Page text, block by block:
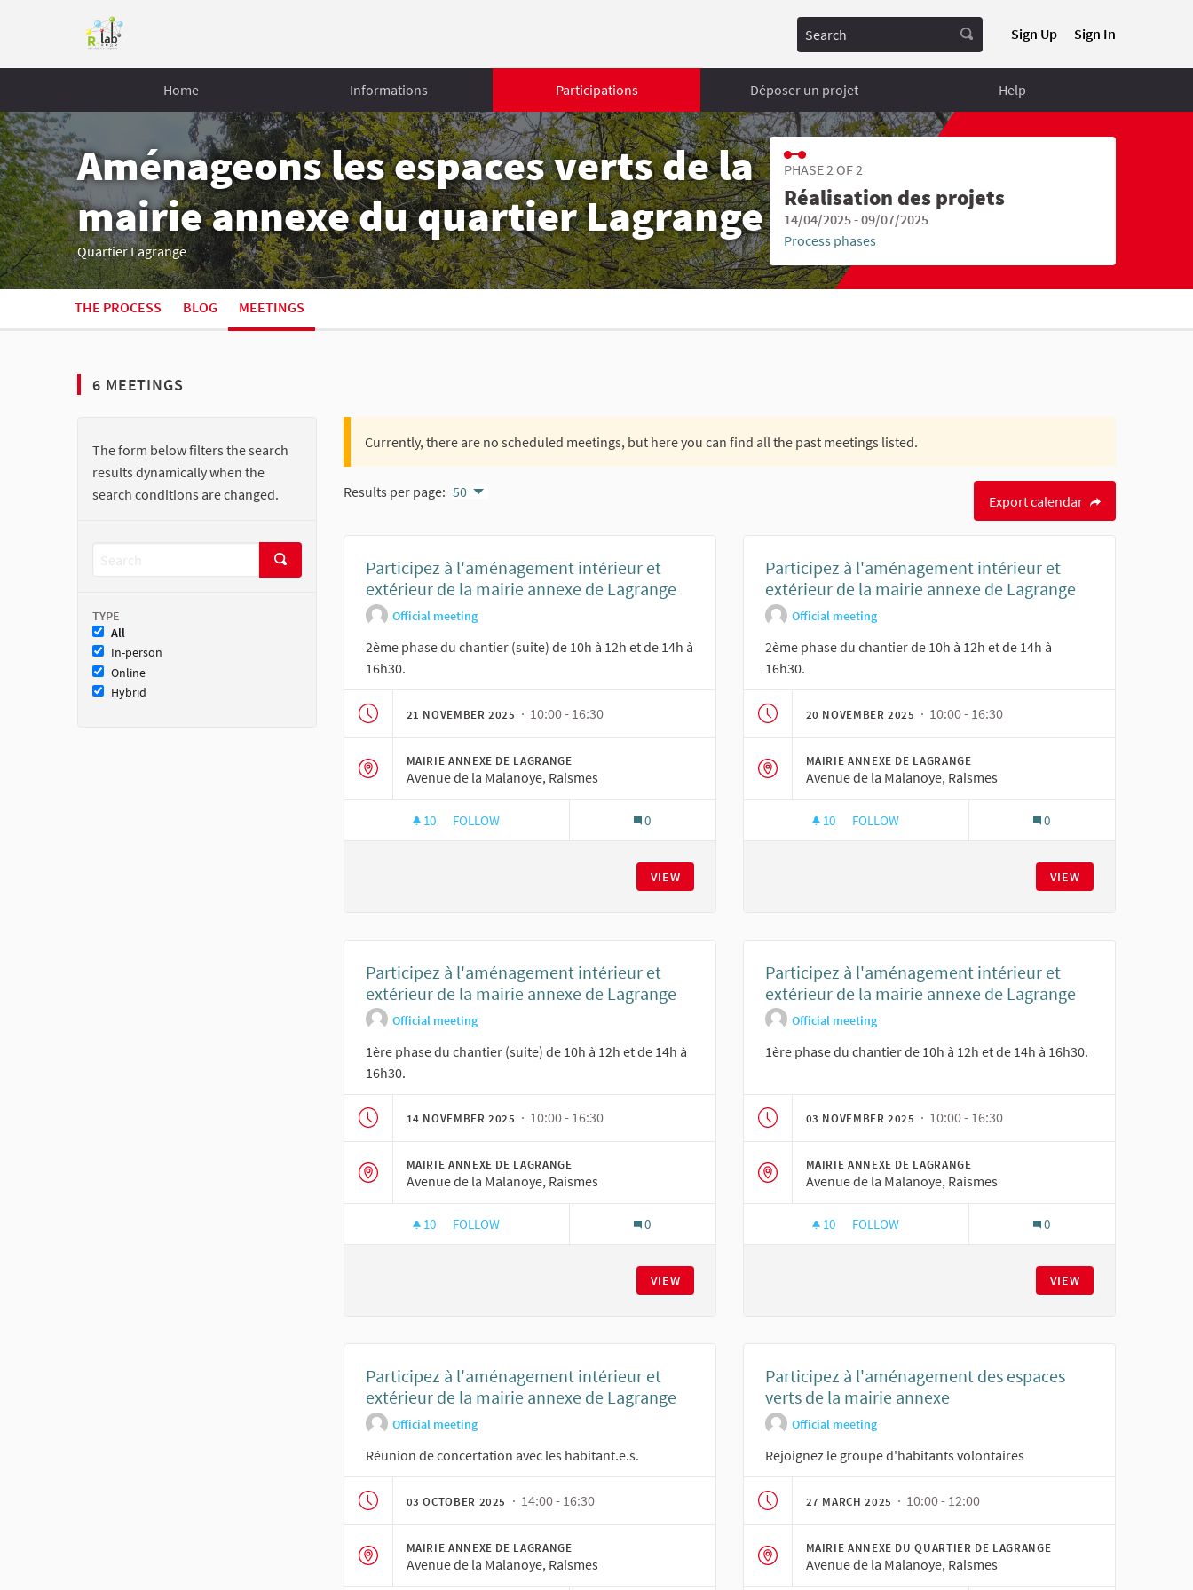
Sign Up Sign In
Home Informations Participations Déposer un projet Help
Aménageons les espaces verts de la
mairie annexe du quartier Lagrange
Quartier Lagrange
PHASE 2 OF 2
Réalisation des projets
14/04/2025 - 09/07/2025
Process phases
THE PROCESS BLOG MEETINGS
6 MEETINGS
The form below filters the search
results dynamically when the
search conditions are changed.
TYPE
All
In-person
Online
Hybrid
Currently, there are no scheduled meetings, but here you can find all the past meetings listed.
Results per page: 50
Export calendar
Participez à l'aménagement intérieur et
extérieur de la mairie annexe de Lagrange
Official meeting
2ème phase du chantier (suite) de 10h à 12h et de 14h à
16h30.
21 NOVEMBER 2025 · 10:00 - 16:30
MAIRIE ANNEXE DE LAGRANGE
Avenue de la Malanoye, Raismes
10 10 FOLLOWERS
FOLLOW 0
VIEW
Participez à l'aménagement intérieur et
extérieur de la mairie annexe de Lagrange
Official meeting
2ème phase du chantier de 10h à 12h et de 14h à
16h30.
20 NOVEMBER 2025 · 10:00 - 16:30
MAIRIE ANNEXE DE LAGRANGE
Avenue de la Malanoye, Raismes
10 10 FOLLOWERS
FOLLOW 0
VIEW
Participez à l'aménagement intérieur et
extérieur de la mairie annexe de Lagrange
Official meeting
1ère phase du chantier (suite) de 10h à 12h et de 14h à
16h30.
14 NOVEMBER 2025 · 10:00 - 16:30
MAIRIE ANNEXE DE LAGRANGE
Avenue de la Malanoye, Raismes
10 10 FOLLOWERS
FOLLOW 0
VIEW
Participez à l'aménagement intérieur et
extérieur de la mairie annexe de Lagrange
Official meeting
1ère phase du chantier de 10h à 12h et de 14h à 16h30.
03 NOVEMBER 2025 · 10:00 - 16:30
MAIRIE ANNEXE DE LAGRANGE
Avenue de la Malanoye, Raismes
10 10 FOLLOWERS
FOLLOW 0
VIEW
Participez à l'aménagement intérieur et
extérieur de la mairie annexe de Lagrange
Official meeting
Réunion de concertation avec les habitant.e.s.
03 OCTOBER 2025 · 14:00 - 16:30
MAIRIE ANNEXE DE LAGRANGE
Avenue de la Malanoye, Raismes
Participez à l'aménagement des espaces
verts de la mairie annexe
Official meeting
Rejoignez le groupe d'habitants volontaires
27 MARCH 2025 · 10:00 - 12:00
MAIRIE ANNEXE DU QUARTIER DE LAGRANGE
Avenue de la Malanoye, Raismes